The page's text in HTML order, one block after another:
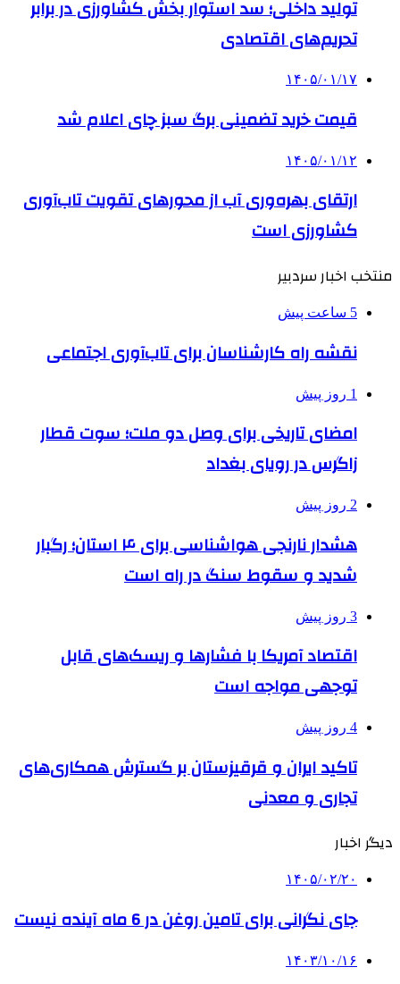
تولید داخلی؛ سد استوار بخش کشاورزی در برابر
تحریم‌های اقتصادی
۱۴۰۵/۰۱/۱۷
قیمت خرید تضمینی برگ سبز چای اعلام شد
۱۴۰۵/۰۱/۱۲
ارتقای بهره‌وری آب از محورهای تقویت تاب‌آوری
کشاورزی است
منتخب اخبار سردبیر
5 ساعت پیش
نقشه راه کارشناسان برای تاب‌آوری اجتماعی
1 روز پیش
امضای تاریخی برای وصل دو ملت؛ سوت قطار
زاگرس در رویای بغداد
2 روز پیش
هشدار نارنجی هواشناسی برای ۴ استان؛ رگبار
شدید و سقوط سنگ در راه است
3 روز پیش
اقتصاد آمریکا با فشارها و ریسک‌های قابل
توجهی مواجه است
4 روز پیش
تاکید ایران و قرقیزستان بر گسترش همکاری‌های
تجاری و معدنی
دیگر اخبار
۱۴۰۵/۰۲/۲۰
جای نگرانی برای تامین روغن در 6 ماه آینده نیست
۱۴۰۳/۱۰/۱۶